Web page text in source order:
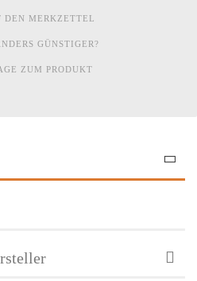
DEN MERKZETTEL
GÜNSTIGER?
ZUM PRODUKT